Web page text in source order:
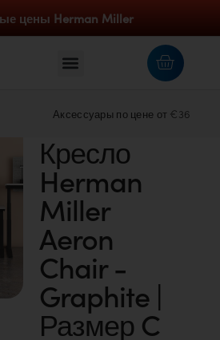
цены Herman Miller
Аксессуары по цене от €36
Кресло
Herman
Miller
Aeron
Chair -
Graphite |
Размер C